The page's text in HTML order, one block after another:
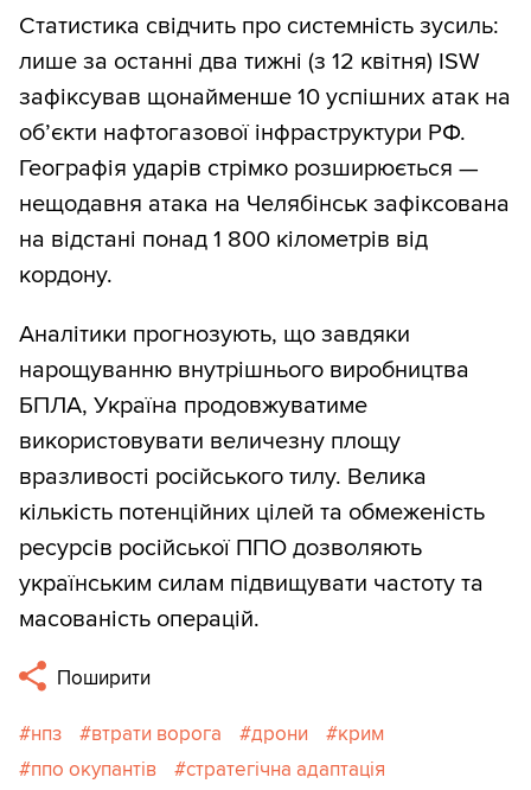
Статистика свідчить про системність зусиль:
лише за останні два тижні (з 12 квітня) ISW
зафіксував щонайменше 10 успішних атак на
об’єкти нафтогазової інфраструктури РФ.
Географія ударів стрімко розширюється —
нещодавня атака на Челябінськ зафіксована
на відстані понад 1 800 кілометрів від
кордону.
Аналітики прогнозують, що завдяки
нарощуванню внутрішнього виробництва
БПЛА, Україна продовжуватиме
використовувати величезну площу
вразливості російського тилу. Велика
кількість потенційних цілей та обмеженість
ресурсів російської ППО дозволяють
українським силам підвищувати частоту та
масованість операцій.
Поширити
нпз втрати ворога дрони
крим
ппо окупантів
стратегічна адаптація